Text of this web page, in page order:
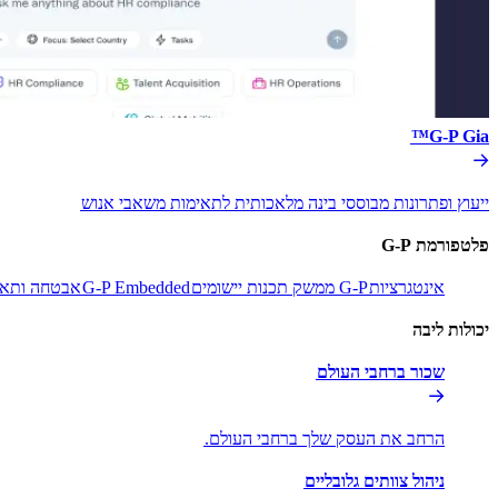
G-P Gia™​​
ייעוץ ופתרונות מבוססי בינה מלאכותית לתאימות משאבי אנוש​​
פלטפורמת G-P​​
אינטגרציות​​G-P ממשק תכנות יישומים​​ G-P Embedded​​אבטחה
יכולות ליבה​​
שכור ברחבי העולם​​
הרחב את העסק שלך ברחבי העולם.​​
ניהול צוותים גלובליים​​